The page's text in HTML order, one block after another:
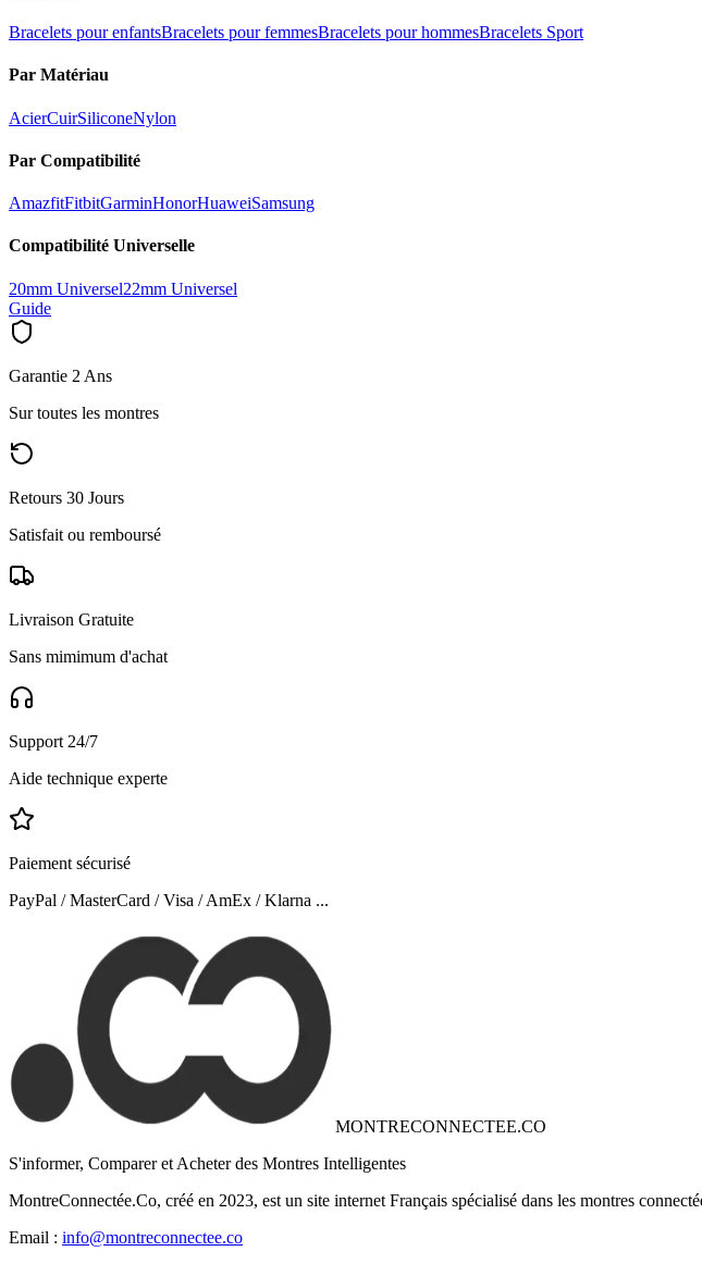
Bracelets pour enfantsBracelets pour femmesBracelets pour hommesBracelets Sport
Par Matériau
AcierCuirSiliconeNylon
Par Compatibilité
AmazfitFitbitGarminHonorHuaweiSamsung
Compatibilité Universelle
20mm Universel22mm Universel
Guide
Garantie 2 Ans
Sur toutes les montres
Retours 30 Jours
Satisfait ou remboursé
Livraison Gratuite
Sans mimimum d'achat
Support 24/7
Aide technique experte
Paiement sécurisé
PayPal / MasterCard / Visa / AmEx / Klarna ...
MONTRECONNECTEE.CO
S'informer, Comparer et Acheter des Montres Intelligentes
MontreConnectée.Co, créé en 2023, est un site internet Français spécialisé dans les montres
Email : info@montreconnectee.co